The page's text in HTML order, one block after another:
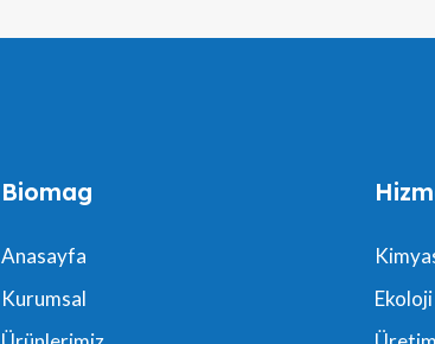
Biomag
Anasayfa
Kurumsal